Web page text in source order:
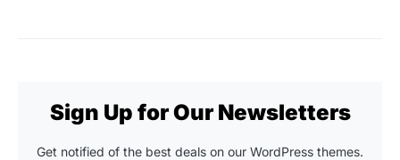
Sign Up for Our Newsletters
Get notified of the best deals on our WordPress themes.